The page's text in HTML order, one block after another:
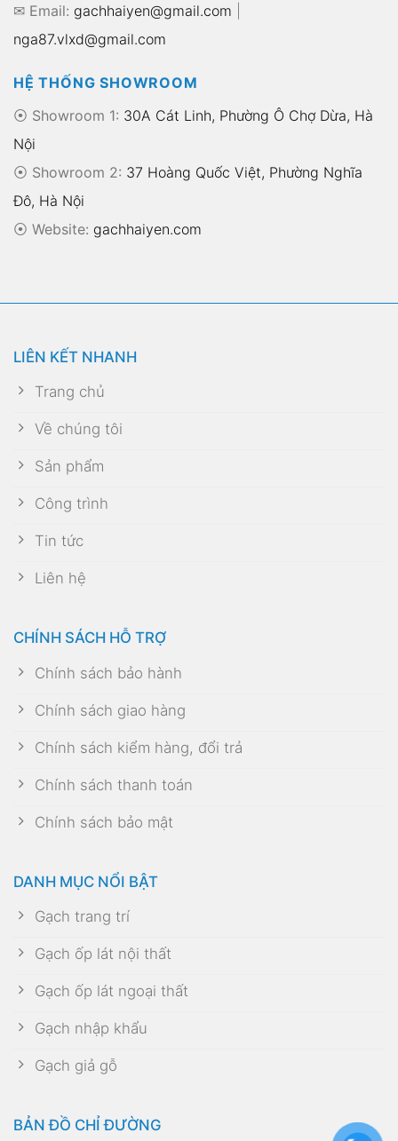
✉ Email: gachhaiyen@gmail.com
nga87.vlxd@gmail.com
HỆ THỐNG SHOWROOM
⦿ Showroom 1: 30A Cát Linh, Phường Ô Chợ Dừa, Hà
Nội
⦿ Showroom 2: 37 Hoàng Quốc Việt, Phường Nghĩa
Đô, Hà Nội
⦿ Website: gachhaiyen.com
LIÊN KẾT NHANH
Trang chủ
Về chúng tôi
Sản phẩm
Công trình
Tin tức
Liên hệ
CHÍNH SÁCH HỖ TRỢ
Chính sách bảo hành
Chính sách giao hàng
Chính sách kiểm hàng, đổi trả
Chính sách thanh toán
Chính sách bảo mật
DANH MỤC NỔI BẬT
Gạch trang trí
Gạch ốp lát nội thất
Gạch ốp lát ngoại thất
Gạch nhập khẩu
Gạch giả gỗ
BẢN ĐỒ CHỈ ĐƯỜNG